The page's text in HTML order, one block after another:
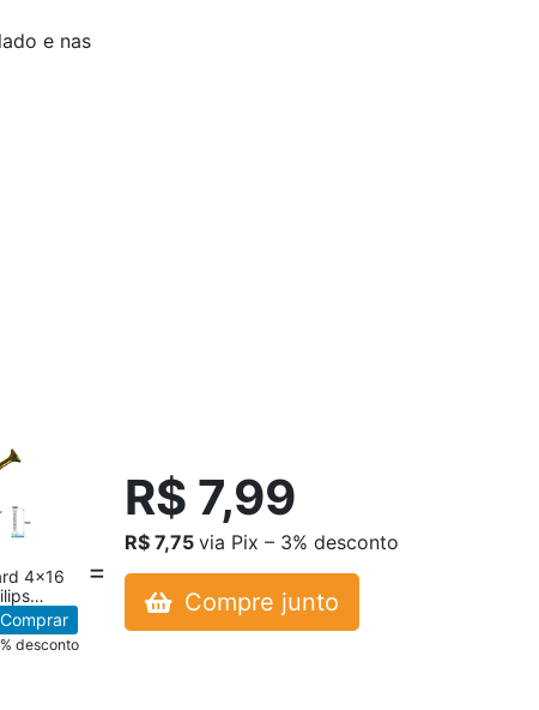
e nas
4x16
desconto
Comprar
R$ 7,99
R$ 7,75 via Pix – 3% desconto
Compre junto